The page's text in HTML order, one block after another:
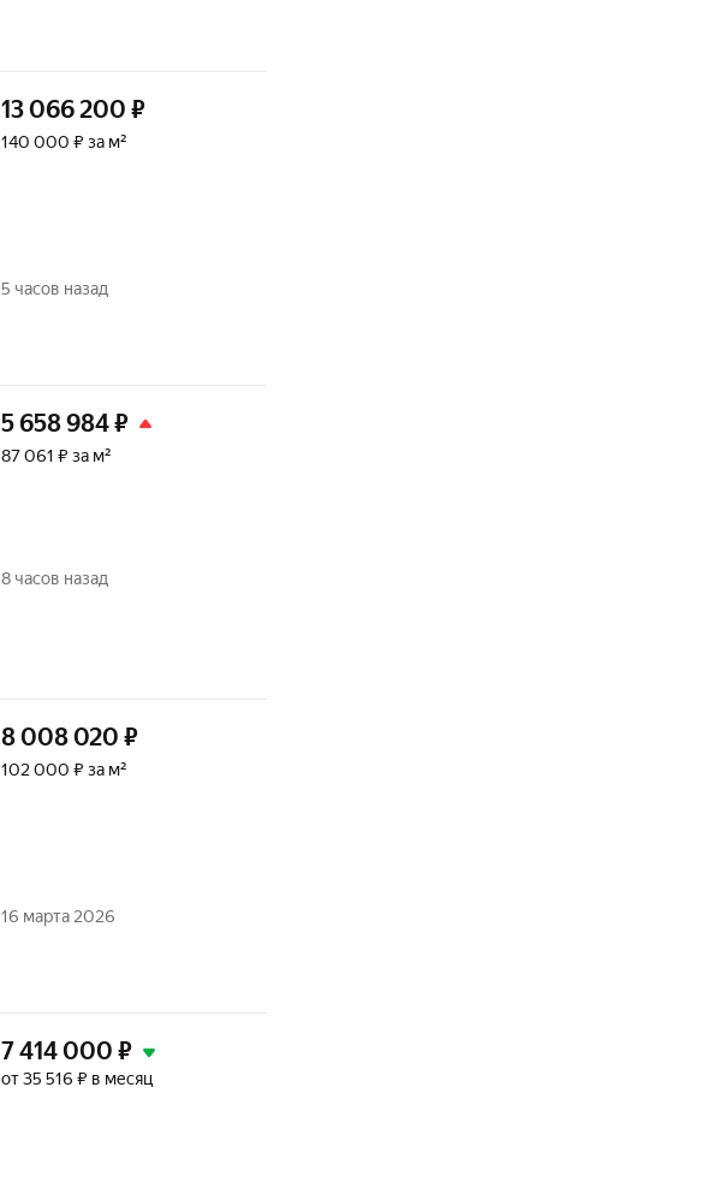
13 066 200 ₽
140 000 ₽ за м²
5 часов назад
5 658 984₽
87 061 ₽ за м²
8 часов назад
8 008 020 ₽
102 000 ₽ за м²
16 марта 2026
7 414 000 ₽
от 35 516 ₽ в месяц